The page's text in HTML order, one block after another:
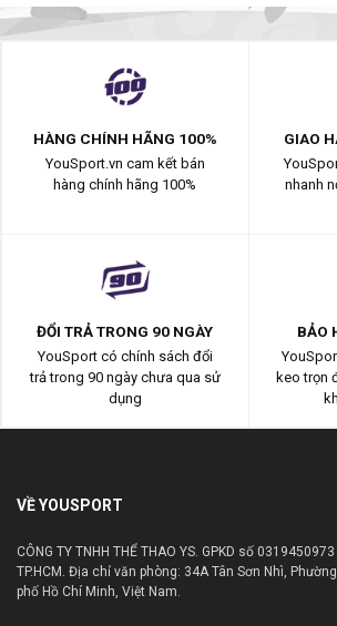
HÀNG CHÍNH HÃNG 100%
YouSport.vn cam kết bán
hàng chính hãng 100%
GIAO
nhanh
ĐỔI TRẢ TRONG 90 NGÀY
YouSport có chính sách đổi
trả trong 90 ngày chưa qua sử
dụng
BẢO
keo trọn
VỀ YOUSPORT
CÔNG TY TNHH THỂ THAO YS. GPKD số
TP.HCM. Địa chỉ văn phòng: 34A Tân Sơn Nhì,
phố Hồ Chí Minh, Việt Nam.